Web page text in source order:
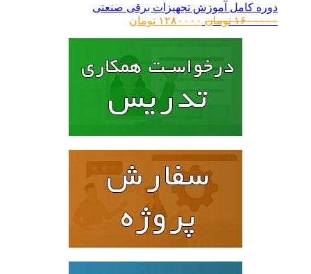
دوره کامل آموزش تجهیزات برقی صنعتی
۱۶۰۰۰۰۰ تومانقیمت
بود.
۱۲۸۰۰۰۰ تومانقیمت